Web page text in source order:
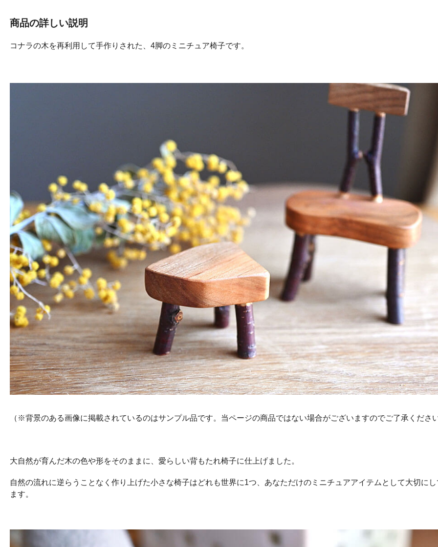
商品の詳しい説明
コナラの木を再利用して手作りされた、4脚のミニチュア椅子です。
（※背景のある画像に掲載されているのはサンプル品です。当ページの商品ではない場合がございますのでご了承くださ
大自然が育んだ木の色や形をそのままに、愛らしい背もたれ椅子に仕上げました。
自然の流れに逆らうことなく作り上げた小さな椅子はどれも世界に1つ、あなただけのミニチュアアイテムとして大切に
ます。